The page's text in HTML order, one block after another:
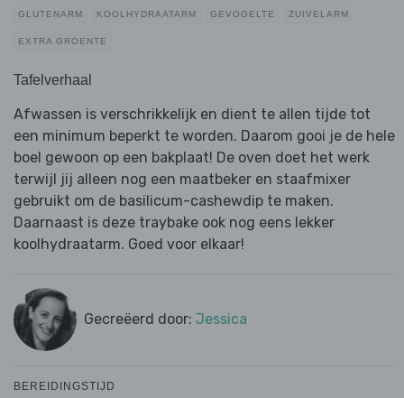
GLUTENARM KOOLHYDRAATARM GEVOGELTE ZUIVELARM
EXTRA GROENTE
Tafelverhaal
Afwassen is verschrikkelijk en dient te allen tijde tot
een minimum beperkt te worden. Daarom gooi je de hele
boel gewoon op een bakplaat! De oven doet het werk
terwijl jij alleen nog een maatbeker en staafmixer
gebruikt om de basilicum-cashewdip te maken.
Daarnaast is deze traybake ook nog eens lekker
koolhydraatarm. Goed voor elkaar!
Gecreëerd door: Jessica
BEREIDINGSTIJD